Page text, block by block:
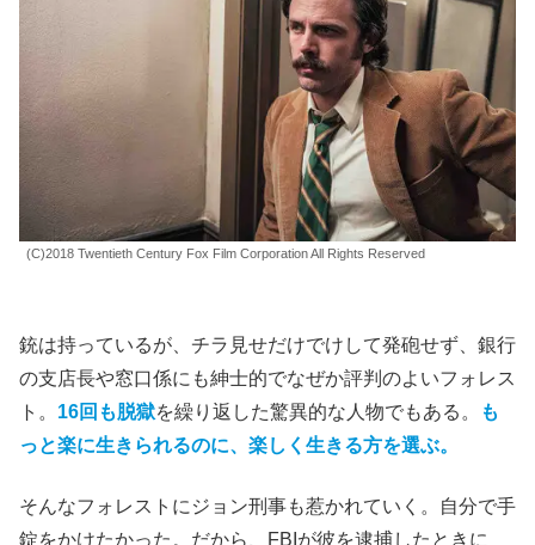
(C)2018 Twentieth Century Fox Film Corporation All Rights Reserved
銃は持っているが、チラ見せだけでけして発砲せず、銀行
の支店長や窓口係にも紳士的でなぜか評判のよいフォレス
ト。 16回も脱獄を繰り返した驚異的な人物でもある。
も
っと楽に生きられるのに、楽しく生きる方を選ぶ。
そんなフォレストにジョン刑事も惹かれていく。自分で手
錠をかけたかった。だから、FBIが彼を逮捕したときに